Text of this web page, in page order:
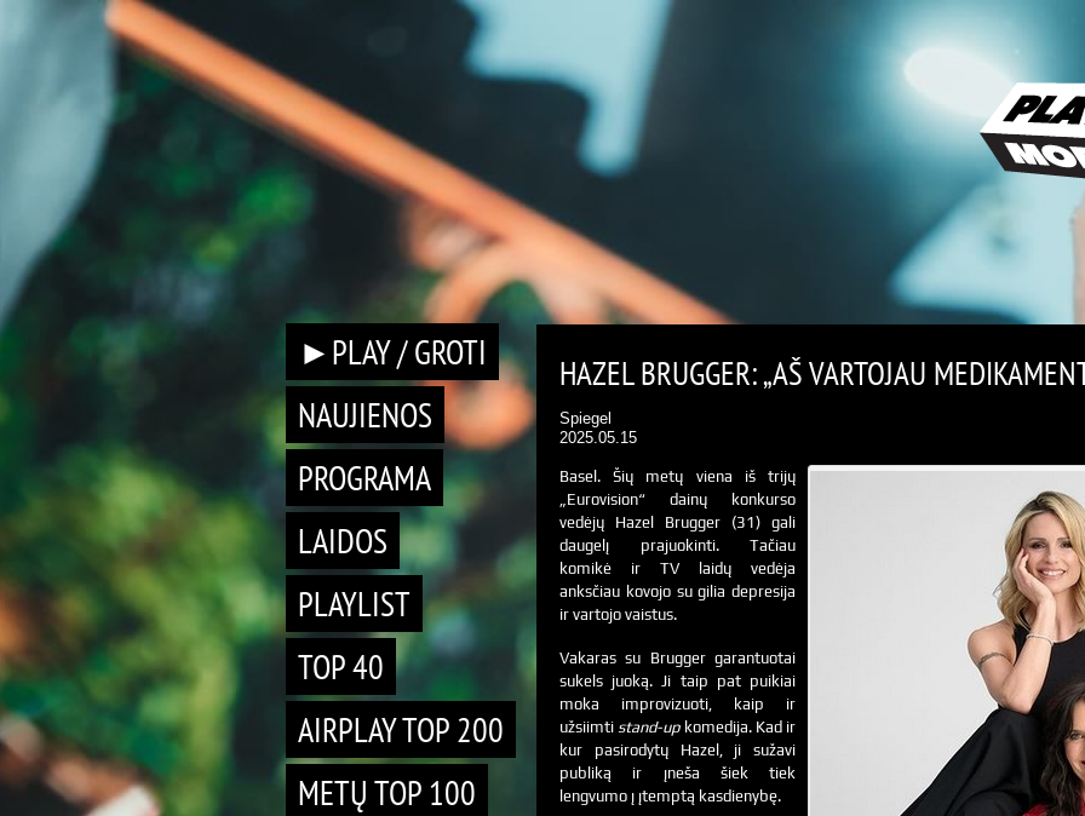
►PLAY / GROTI
NAUJIENOS
PROGRAMA
LAIDOS
PLAYLIST
TOP 40
AIRPLAY TOP 200
METŲ TOP 100
HAZEL BRUGGER: „AŠ VARTOJAU
Spiegel
2025.05.15
Basel. Šių metų viena iš trijų
„Eurovision“ dainų konkurso
vedėjų Hazel Brugger (31) gali
daugelį prajuokinti. Tačiau
komikė ir TV laidų vedėja
anksčiau kovojo su gilia depresija
ir vartojo vaistus.
Vakaras su Brugger garantuotai
sukels juoką. Ji taip pat puikiai
moka improvizuoti, kaip ir
užsiimti stand-up komedija. Kad ir
kur pasirodytų Hazel, ji sužavi
publiką ir įneša šiek tiek
lengvumo į įtemptą kasdienybę.